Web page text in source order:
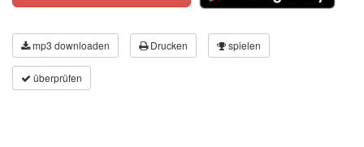
mp3 downloaden Drucken spielen
überprüfen